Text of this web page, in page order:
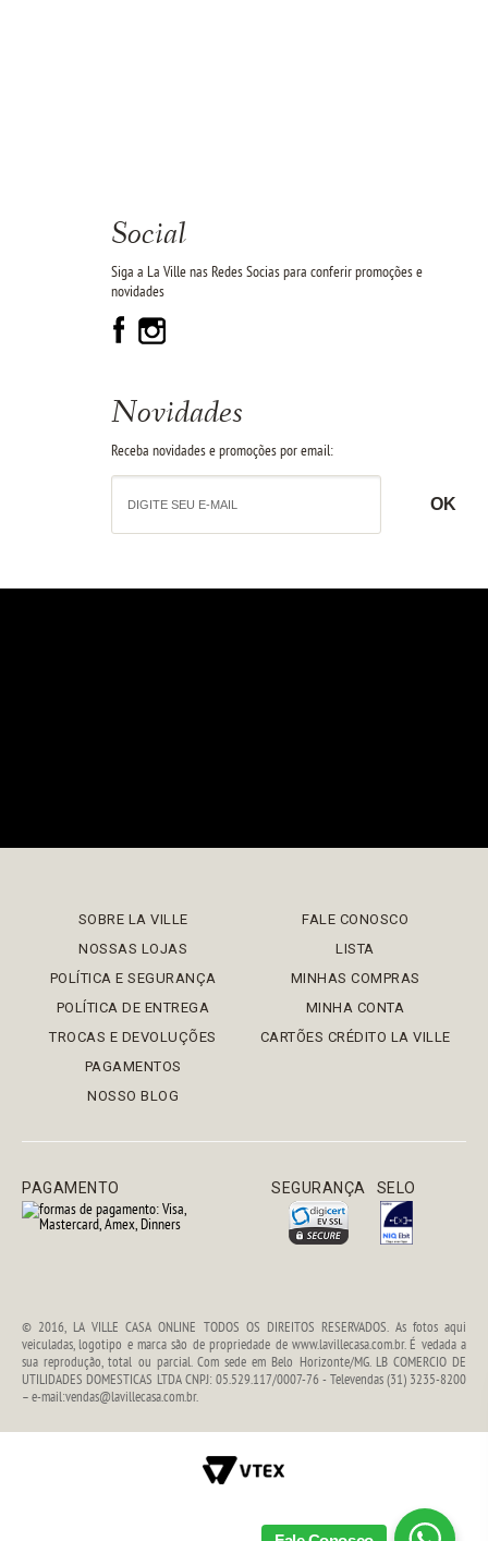
Social
Siga a La Ville nas Redes Socias para conferir promoções e
novidades
Novidades
Receba novidades e promoções por email:
SOBRE LA VILLE
NOSSAS LOJAS
POLÍTICA E SEGURANÇA
POLÍTICA DE ENTREGA
TROCAS E DEVOLUÇÕES
PAGAMENTOS
NOSSO BLOG
FALE CONOSCO
LISTA
MINHAS COMPRAS
MINHA CONTA
CARTÕES CRÉDITO LA VILLE
PAGAMENTO SEGURANÇA SELO
© 2016, LA VILLE CASA ONLINE TODOS OS DIREITOS RESERVADOS. As fotos aqui
veiculadas, logotipo e marca são de propriedade de www.lavillecasa.com.br. É vedada a
sua reprodução, total ou parcial. Com sede em Belo Horizonte/MG. LB COMERCIO DE
UTILIDADES DOMESTICAS LTDA CNPJ: 05.529.117/0007-76 - Televendas (31) 3235-8200
– e-mail:vendas@lavillecasa.com.br.